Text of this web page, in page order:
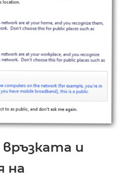
връзката и
на